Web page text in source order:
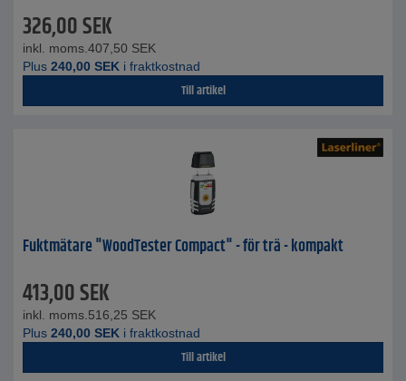
326,00SEK
inkl. moms. 407,50 SEK
Plus 240,00 SEK i fraktkostnad
Till artikel
Fuktmätare "WoodTester Compact" - för trä - kompakt
413,00SEK
inkl. moms. 516,25 SEK
Plus 240,00 SEK i fraktkostnad
Till artikel